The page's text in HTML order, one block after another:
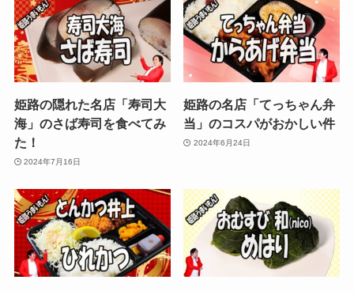
姫路の隠れた名店「寿司大
海」のさば寿司を食べてみ
た！
2024年7月16日
姫路の名店「てっちゃん弁
当」のコスパがおかしい件
2024年6月24日